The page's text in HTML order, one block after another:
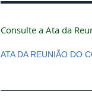
Consulte a Ata da
ATA DA REUNIÃO DO